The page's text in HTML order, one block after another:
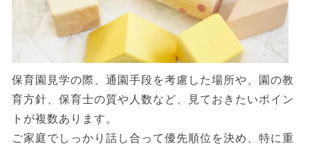
保育園見学の際、通園手段を考慮した場所や、園の教
育方針、保育士の質や人数など、見ておきたいポイン
トが複数あります。
ご家庭でしっかり話し合って優先順位を決め、特に重